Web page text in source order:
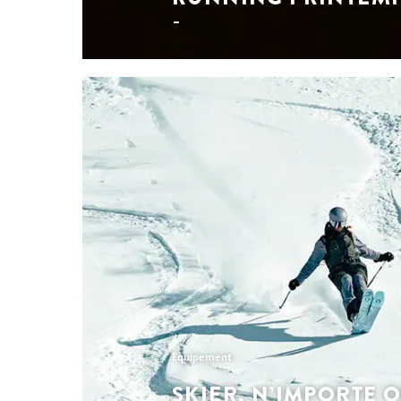
Les incontournables
NOUVELLE
RUNNING
La collection running printemps-été SCOTT
au plus haut et ton allure toujours stable.
course, quelle que soit la ligne que tu
produit est conçu avec expertise pour
confort et durabilité.
Découvre la collection
Equipement
SKIER, N’IMPORTE